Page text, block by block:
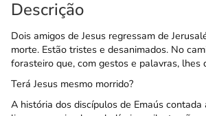
Descrição
Dois amigos de Jesus regressam de
morte. Estão tristes e desanimados. No
forasteiro que, com gestos e palavras, lhes
Terá Jesus mesmo morrido?
A história dos discípulos de Emaús contada